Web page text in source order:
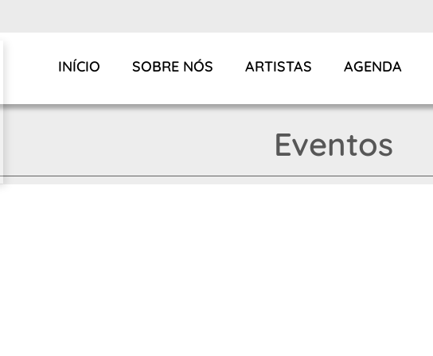
INÍCIO SOBRE NÓS ARTISTAS AGENDA
Eventos